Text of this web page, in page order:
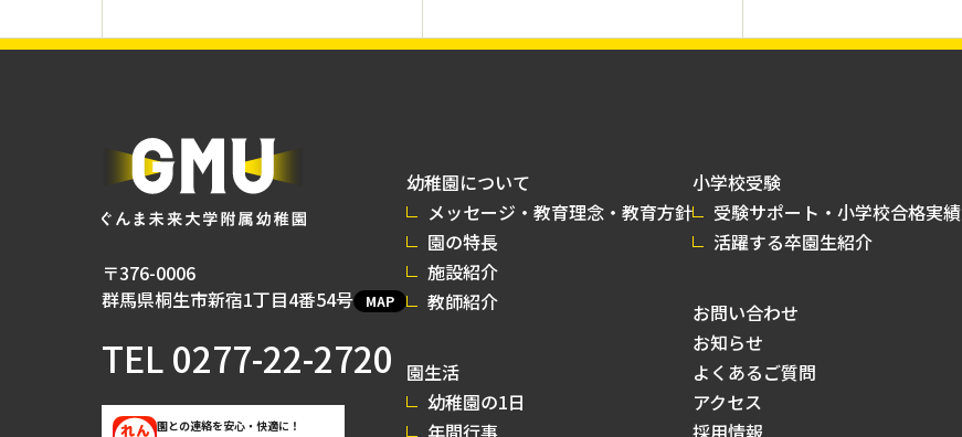
〒376-0006
群馬県桐生市新宿1丁目4番54号
MAP
TEL0277-22-2720
園との連絡を安心・快適に！
幼稚園について
メッセージ・教育理念・教育方針
園の特長
施設紹介
教師紹介
園生活
幼稚園の1日
年間行事
小学校受験
受験サポート・小学校合格実績
活躍する卒園生紹介
お問い合わせ
お知らせ
よくあるご質問
アクセス
採用情報